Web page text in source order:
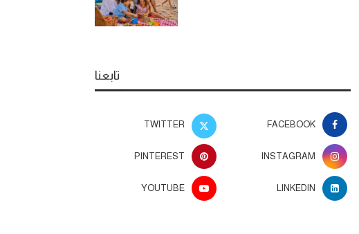
تابعنا
FACEBOOK
TWITTER
INSTAGRAM
PINTEREST
LINKEDIN
YOUTUBE